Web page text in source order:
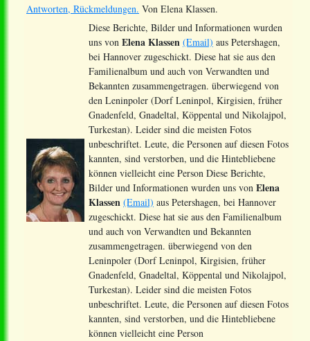
Antworten, Rückmeldungen. Von Elena Klassen.
Diese Berichte, Bilder und Informationen wurden
uns von Elena Klassen (Email) aus Petershagen,
bei Hannover zugeschickt. Diese hat sie aus den
Familienalbum und auch von Verwandten und
Bekannten zusammengetragen. überwiegend von
den Leninpoler (Dorf Leninpol, Kirgisien, früher
Gnadenfeld, Gnadeltal, Köppental und Nikolajpol,
Turkestan). Leider sind die meisten Fotos
unbeschriftet. Leute, die Personen auf diesen Fotos
kannten, sind verstorben, und die Hintebliebene
können vielleicht eine Person Diese Berichte,
Bilder und Informationen wurden uns von Elena
Klassen (Email) aus Petershagen, bei Hannover
zugeschickt. Diese hat sie aus den Familienalbum
und auch von Verwandten und Bekannten
zusammengetragen. überwiegend von den
Leninpoler (Dorf Leninpol, Kirgisien, früher
Gnadenfeld, Gnadeltal, Köppental und Nikolajpol,
Turkestan). Leider sind die meisten Fotos
unbeschriftet. Leute, die Personen auf diesen Fotos
kannten, sind verstorben, und die Hintebliebene
können vielleicht eine Person